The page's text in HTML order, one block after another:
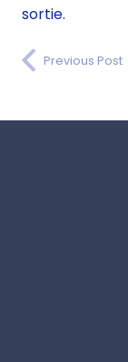
sortie.
Previous Post